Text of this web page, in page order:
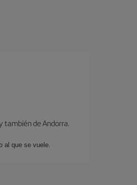
también de Andorra.
al que se vuele.